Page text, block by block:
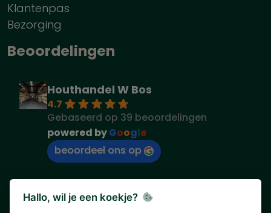
Klantenpas
Bezorging
Beoordelingen
Houthandel W Bos
4.7
Gebaseerd op 39 beoordelingen
powered byGoogle
beoordeel ons op
Hallo, wil je een koekje?